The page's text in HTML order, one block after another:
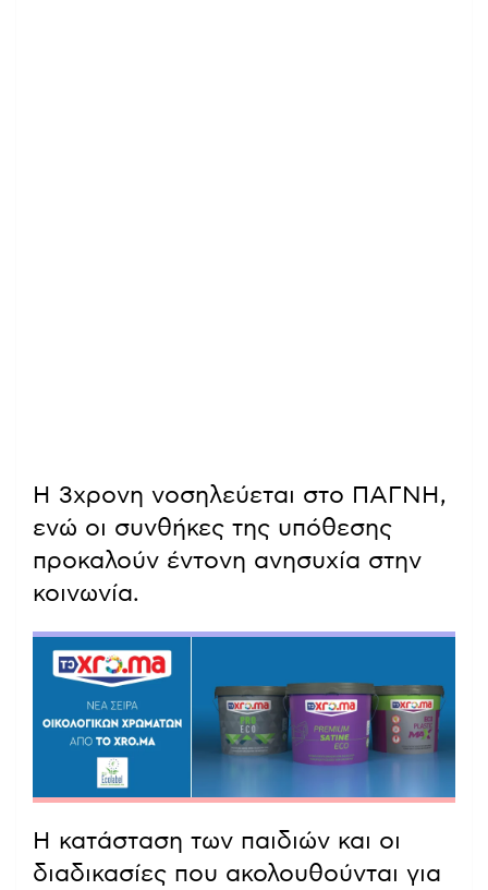
Η 3χρονη νοσηλεύεται στο ΠΑΓΝΗ,
ενώ οι συνθήκες της υπόθεσης
προκαλούν έντονη ανησυχία στην
κοινωνία.
Η κατάσταση των παιδιών και οι
διαδικασίες που ακολουθούνται για